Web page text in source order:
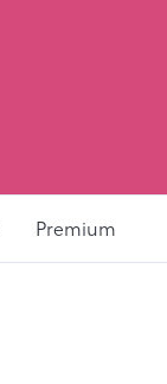
Premium